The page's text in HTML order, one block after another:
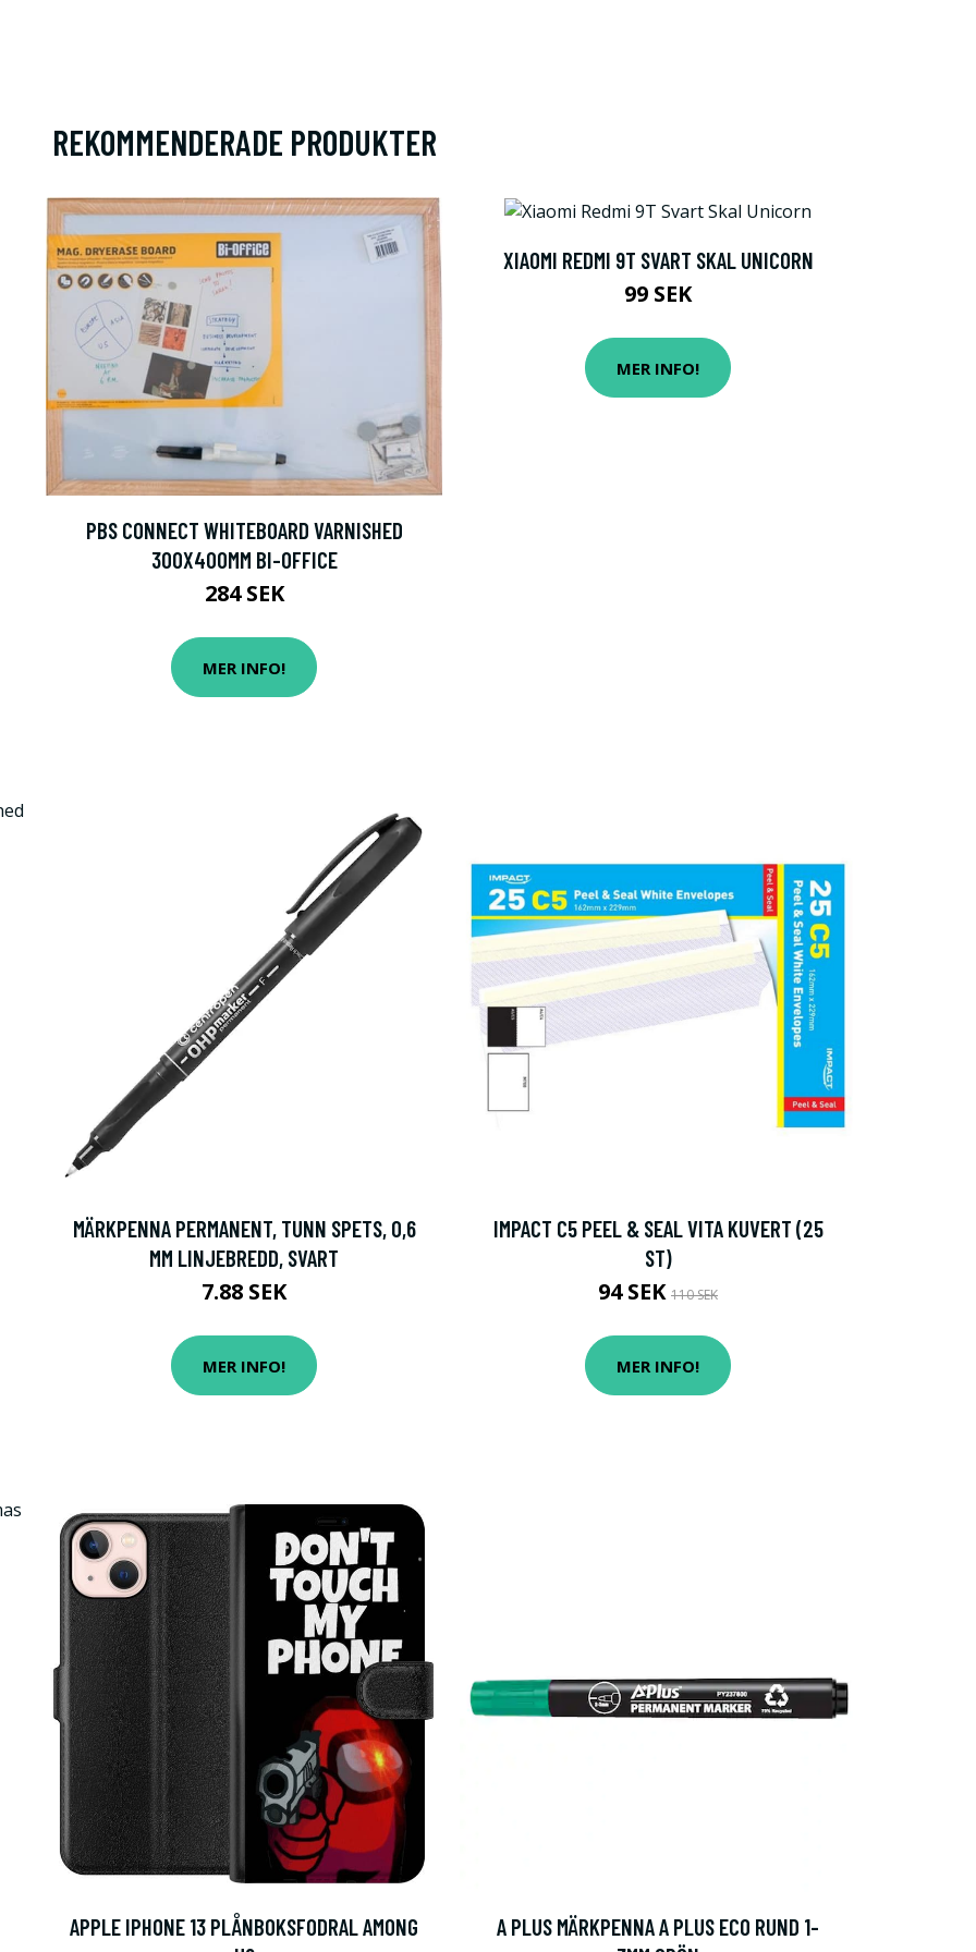
REKOMMENDERADE PRODUKTER
PBS CONNECT WHITEBOARD VARNISHED
300X400MM BI-OFFICE
284 SEK
MER INFO!
XIAOMI REDMI 9T SVART SKAL UNICORN
99 SEK
MER INFO!
MÄRKPENNA PERMANENT, TUNN SPETS, 0,6
MM LINJEBREDD, SVART
7.88 SEK
MER INFO!
IMPACT C5 PEEL & SEAL VITA KUVERT (25
ST)
94 SEK 110 SEK
MER INFO!
APPLE IPHONE 13 PLÅNBOKSFODRAL AMONG
A PLUS MÄRKPENNA A PLUS ECO RUND 1-